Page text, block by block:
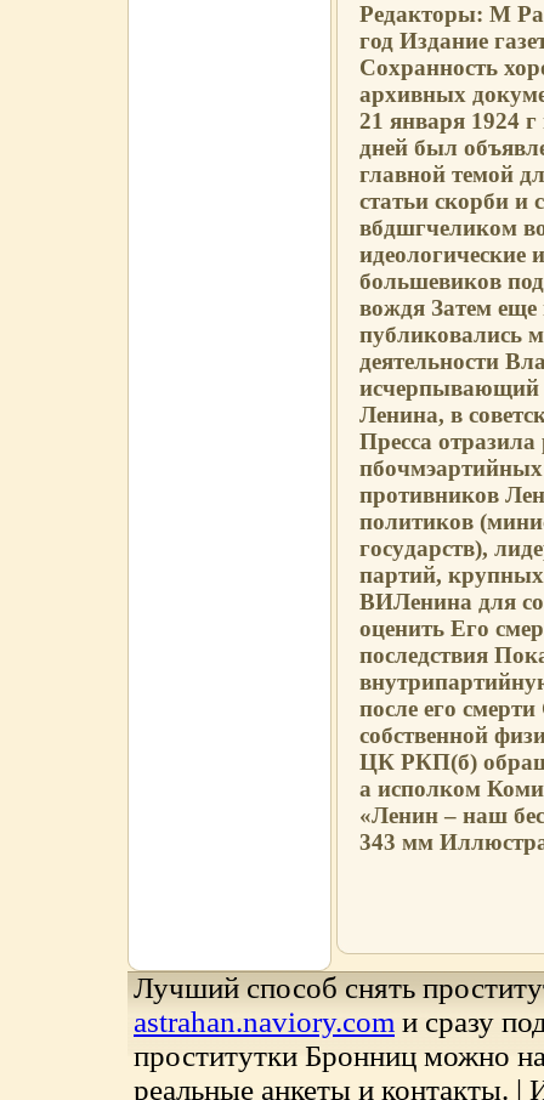
Редакторы: М
год Издание
Сохранность
архивных
21 января 1924
дней был
главной темой
статьи скорби и
вбдшгчеликом
идеологические
большевиков
вождя Затем еще
публиковались
деятельности
исчерпывающий
Ленина, в
Пресса отразила
противников
политиков
государств),
партий, крупных
ВИЛенина для
оценить Его
последствия
после его
собственной
ЦК РКП(б)
а исполком
«Ленин – наш
343 мм
Лучший способ снять
astrahan.naviory.com и сразу
проститутки Бронниц можно
реальные анкеты и контакты.